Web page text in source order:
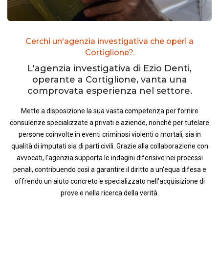
Cerchi un'agenzia investigativa che operi a
Cortiglione?.
L'agenzia investigativa di Ezio Denti,
operante a Cortiglione, vanta una
comprovata esperienza nel settore.
Mette a disposizione la sua vasta competenza per fornire
consulenze specializzate a privati e aziende, nonché per tutelare
persone coinvolte in eventi criminosi violenti o mortali, sia in
qualità di imputati sia di parti civili. Grazie alla collaborazione con
avvocati, l'agenzia supporta le indagini difensive nei processi
penali, contribuendo così a garantire il diritto a un'equa difesa e
offrendo un aiuto concreto e specializzato nell'acquisizione di
prove e nella ricerca della verità.